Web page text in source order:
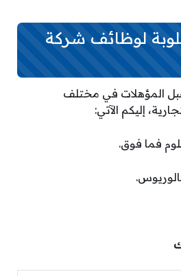
لوظائف شركة
المؤهلات في مختلف
إليكم الآتي:
فما فوق.